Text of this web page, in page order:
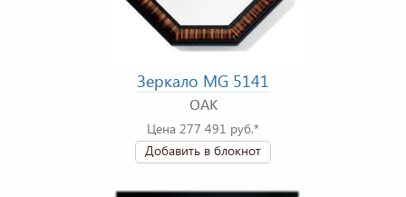
Зеркало MG 5141
OAK
Цена 277 491 руб.*
Добавить в блокнот